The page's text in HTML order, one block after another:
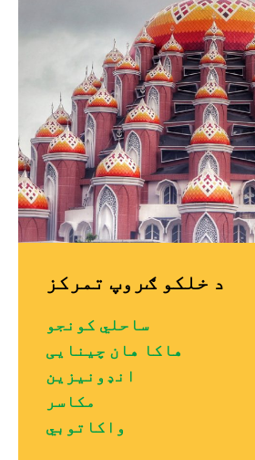
د خلکو ګروپ تمرکز
ساحلي کونجو
هاکا هان چینایی
انډونیزین
مکاسر
واکاتوبي